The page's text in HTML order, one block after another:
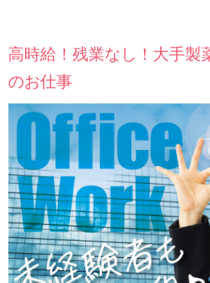
高時給！残業なし！大手製
のお仕事